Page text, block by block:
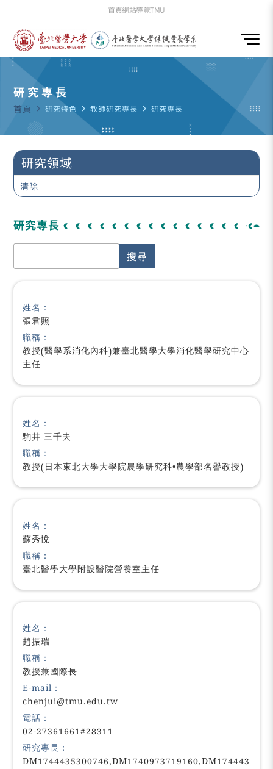
首頁網站導覽TMU
研究專長
首頁 navigate_next 研究特色 navigate_next 教師研究專長 navigate_next 研究專長
研究領域
清除
研究專長
搜尋
姓名：
張君照
職稱：
教授(醫學系消化內科)兼臺北醫學大學消化醫學研究中心
主任
姓名：
駒井 三千夫
職稱：
教授(日本東北大學大學院農學研究科•農學部名譽教授)
姓名：
蘇秀悅
職稱：
臺北醫學大學附設醫院營養室主任
姓名：
趙振瑞
職稱：
教授兼國際長
E-mail：
chenjui@tmu.edu.tw
電話：
02-27361661#28311
研究專長：
DM1744435300746,DM1740973719160,DM174443